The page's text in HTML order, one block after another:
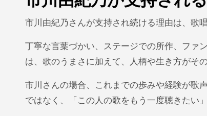
市川由紀乃さんが支持され続ける理由は、歌
丁寧な言葉づかい、ステージでの所作、ファ
は、歌のうまさに加えて、人柄や生き方がそ
市川さんの場合、これまでの歩みや経験が歌
ではなく、「この人の歌をもう一度聴きたい